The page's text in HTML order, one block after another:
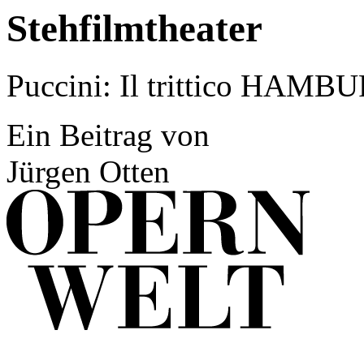
Stehfilmtheater
Puccini: Il trittico
Ein Beitrag von
Jürgen Otten